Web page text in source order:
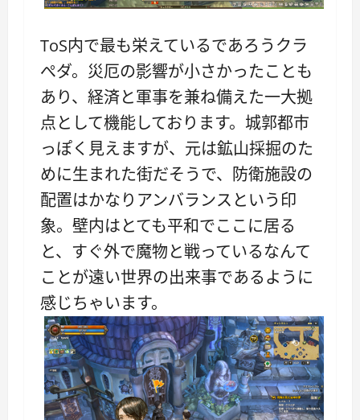
ToS内で最も栄えているであろうクラ
ぺダ。災厄の影響が小さかったことも
あり、経済と軍事を兼ね備えた一大拠
点として機能しております。城郭都市
っぽく見えますが、元は鉱山採掘のた
めに生まれた街だそうで、防衛施設の
配置はかなりアンバランスという印
象。壁内はとても平和でここに居る
と、すぐ外で魔物と戦っているなんて
ことが遠い世界の出来事であるように
感じちゃいます。